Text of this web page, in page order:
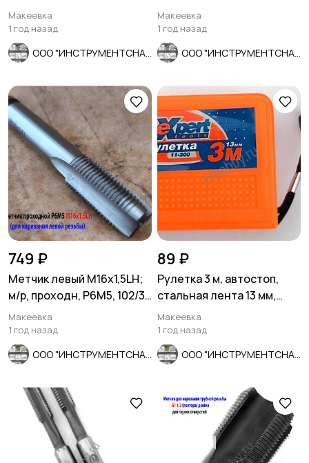
шаг, СССР.
Макеевка
1 год назад
монолитное, 30/6 мм,
утолщ. хв.
Макеевка
1 год назад
749 ₽
Метчик левый М16х1,5LH;
м/р, проходн, Р6М5, 102/32
мм, мелкий шаг.
Макеевка
1 год назад
89 ₽
Рулетка 3 м, автостоп,
стальная лента 13 мм,
двухсторонняя разметка.
Макеевка
1 год назад